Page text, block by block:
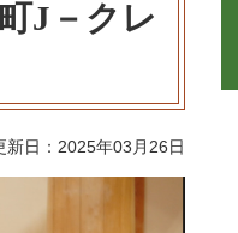
J－クレ
新日：2025年03月26日